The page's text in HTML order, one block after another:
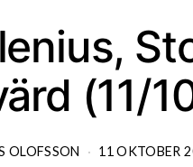
(11/
OLOFSSON 11 OKTOBER